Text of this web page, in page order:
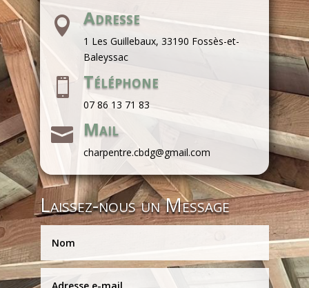
 Adresse
1 Les Guillebaux, 33190 Fossès-et-
Baleyssac
 Téléphone
07 86 13 71 83
 Mail
charpentre.cbdg@gmail.com
Laissez-nous un Message